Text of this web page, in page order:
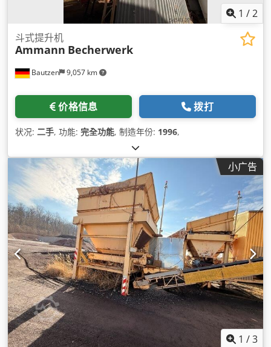
1 /2
Bautzen 9,057 km
斗式提升机
Ammann Becherwerk
价格信息 拨打
状况: 二手, 功能: 完全功能, 制造年份: 1996,
小广告
1 /3